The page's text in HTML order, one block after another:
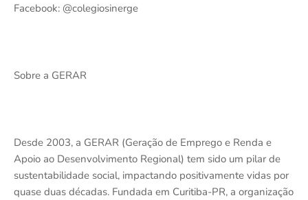
Facebook: @colegiosinerge
Sobre a GERAR
Desde 2003, a GERAR (Geração de Emprego e Renda e
Apoio ao Desenvolvimento Regional) tem sido um pilar de
sustentabilidade social, impactando positivamente vidas por
quase duas décadas. Fundada em Curitiba-PR, a organização